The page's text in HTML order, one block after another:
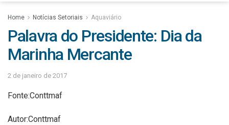
Home Notícias Setoriais Aquaviário
Palavra do Presidente: Dia da
Marinha Mercante
2 de janeiro de 2017
Fonte:Conttmaf
Autor:Conttmaf